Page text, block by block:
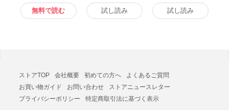
無料で読む 試し読み 試し読み
ストアTOP 会社概要 初めての方へ
よくあるご質問
お買い物ガイド
お問い合わせ
ストアニュースレター
プライバシーポリシー
特定商取引法に基づく表示